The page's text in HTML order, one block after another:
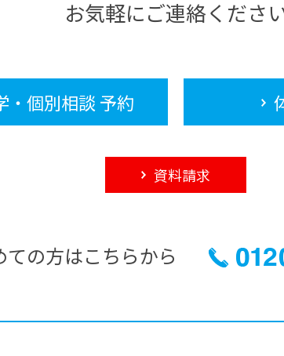
お気軽にご連絡くださ
・個別相談 予約
資料請求
ての方はこちらから